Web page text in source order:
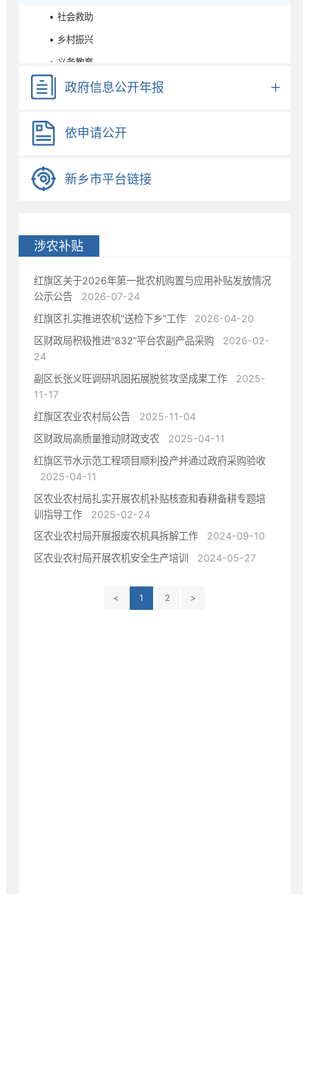
• 社会救助
• 乡村振兴
• 义务教育
• 养老服务
• 生态环境
• 政府信息公开目录
政府信息公开年报
依申请公开
新乡市平台链接
涉农补贴
红旗区关于2026年第一批农机购置与应用补贴发放情况
公示公告
2026-07-24
红旗区扎实推进农机“送检下乡”工作
2026-04-20
区财政局积极推进“832”平台农副产品采购
2026-02-
24
副区长张义旺调研巩固拓展脱贫攻坚成果工作
2025-
11-17
红旗区农业农村局公告
2025-11-04
区财政局高质量推动财政支农
2025-04-11
红旗区节水示范工程项目顺利投产并通过政府采购验收
2025-04-11
区农业农村局扎实开展农机补贴核查和春耕备耕专题培
训指导工作
2025-02-24
区农业农村局开展报废农机具拆解工作
2024-09-10
区农业农村局开展农机安全生产培训
2024-05-27
< 1 2 >